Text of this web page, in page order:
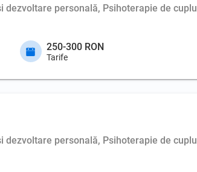
dezvoltare personală, Psihoterapie de cuplu
250-300 RON
Tarife
dezvoltare personală, Psihoterapie de cuplu